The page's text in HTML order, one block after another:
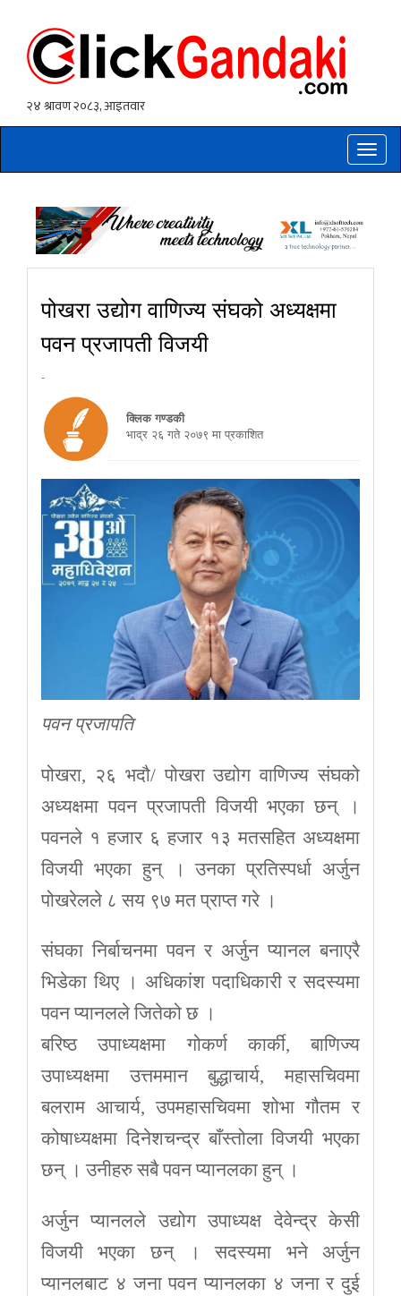
Toggle
पोखरा उद्योग वाणिज्य संघको अध्यक्षमा
पवन प्रजापती विजयी
-
क्लिक गण्डकी
भाद्र २६ गते २०७९ मा प्रकाशित
पवन प्रजापति
पोखरा, २६ भदौ/ पोखरा उद्योग वाणिज्य संघको
अध्यक्षमा पवन प्रजापती विजयी भएका छन् ।
पवनले १ हजार ६ हजार १३ मतसहित अध्यक्षमा
विजयी भएका हुन् । उनका प्रतिस्पर्धा अर्जुन
पोखरेलले ८ सय ९७ मत प्राप्त गरे ।
संघका निर्बाचनमा पवन र अर्जुन प्यानल बनाएरै
भिडेका थिए । अधिकांश पदाधिकारी र सदस्यमा
पवन प्यानलले जितेको छ ।
बरिष्ठ उपाध्यक्षमा गोकर्ण कार्की, बाणिज्य
उपाध्यक्षमा उत्तममान बुद्धाचार्य, महासचिवमा
बलराम आचार्य, उपमहासचिवमा शोभा गौतम र
कोषाध्यक्षमा दिनेशचन्द्र बाँस्तोला विजयी भएका
छन् । उनीहरु सबै पवन प्यानलका हुन् ।
अर्जुन प्यानलले उद्योग उपाध्यक्ष देवेन्द्र केसी
विजयी भएका छन् । सदस्यमा भने अर्जुन
प्यानलबाट ४ जना पवन प्यानलका ४ जना र दुई